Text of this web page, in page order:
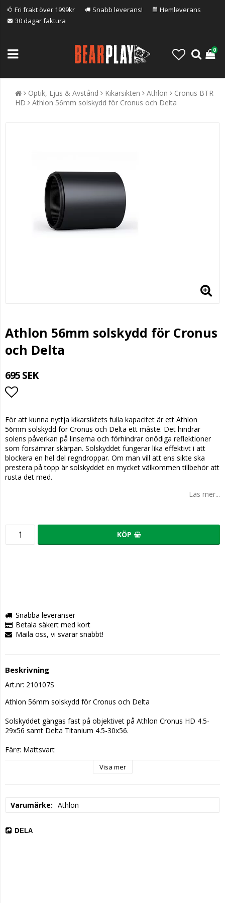
Fri frakt över 1999kr Snabb leverans!
Hemleverans
30 dagar faktura
0
Optik, Ljus & Avstånd Kikarsikten Athlon
Cronus BTR
HD
Athlon 56mm solskydd för Cronus och Delta
Athlon 56mm solskydd för Cronus
och Delta
695 SEK
För att kunna nyttja kikarsiktets fulla kapacitet är ett Athlon
56mm solskydd för Cronus och Delta ett måste. Det hindrar
solens påverkan på linserna och förhindrar onödiga reflektioner
som försämrar skärpan. Solskyddet fungerar lika effektivt i att
blockera en hel del regndroppar. Om man vill att ens sikte ska
prestera på topp är solskyddet en mycket välkommen tillbehör att
rusta det med.
Läs mer...
KÖP
Snabba leveranser
Betala säkert med kort
Maila oss, vi svarar snabbt!
Beskrivning
Art.nr: 210107S
Athlon 56mm solskydd för Cronus och Delta
Solskyddet gängas fast på objektivet på Athlon Cronus HD 4.5-
29x56 samt Delta Titanium 4.5-30x56.
Färg: Mattsvart
Visa mer
Varumärke Athlon
DELA